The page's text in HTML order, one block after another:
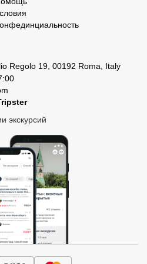
Regolo 19, 00192 Roma, Italy
экскурсий